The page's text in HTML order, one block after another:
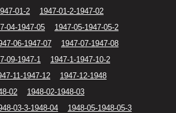
01-2
1947-01-2-1947-02
04-1947-05
1947-05-1947-05-2
06-1947-07
1947-07-1947-08
09-1947-1
1947-1-1947-10-2
11-1947-12
1947-12-1948
02
1948-02-1948-03
03-3-1948-04
1948-05-1948-05-3